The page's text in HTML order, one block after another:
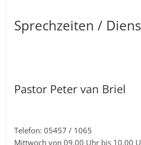
Sprechzeiten /
Pastor Peter van Briel
Telefon: 05457 / 1065
Mittwoch von 09.00 Uhr bis 10.00